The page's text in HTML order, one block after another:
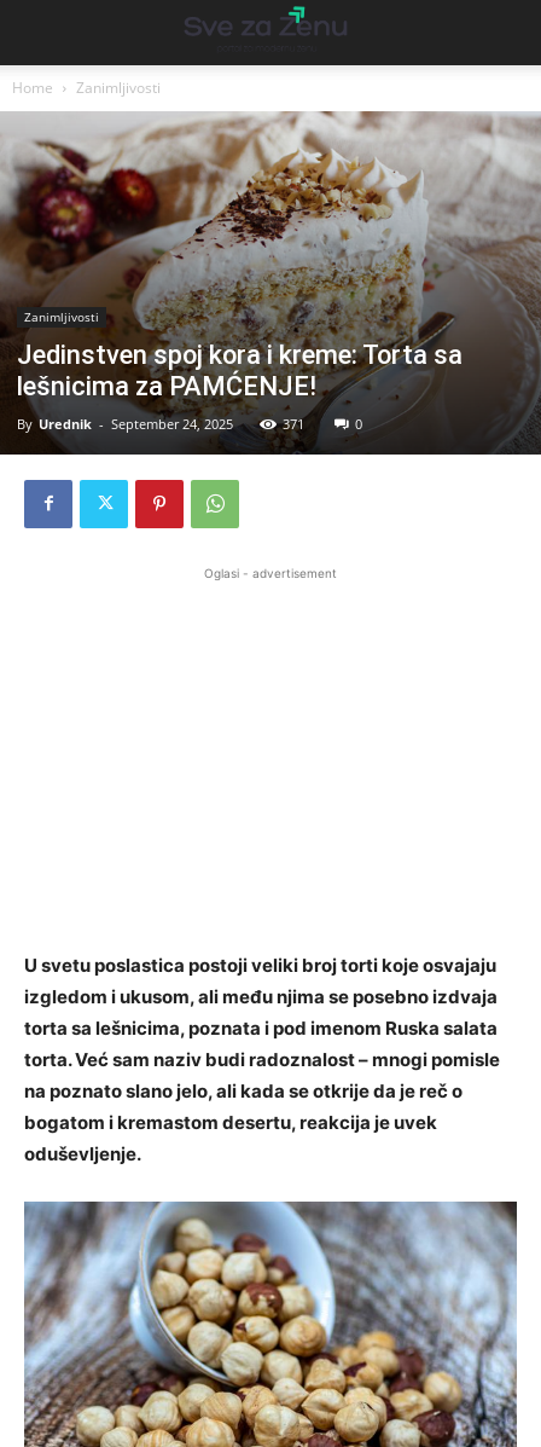
Home Zanimljivosti
Zanimljivosti
Jedinstven spoj kora i kreme: Torta sa
lešnicima za PAMĆENJE!
By Urednik - September 24, 2025 371 0
Oglasi - advertisement
U svetu poslastica postoji veliki broj torti koje osvajaju
izgledom i ukusom, ali među njima se posebno izdvaja
torta sa lešnicima, poznata i pod imenom Ruska salata
torta. Već sam naziv budi radoznalost – mnogi pomisle
na poznato slano jelo, ali kada se otkrije da je reč o
bogatom i kremastom desertu, reakcija je uvek
oduševljenje.